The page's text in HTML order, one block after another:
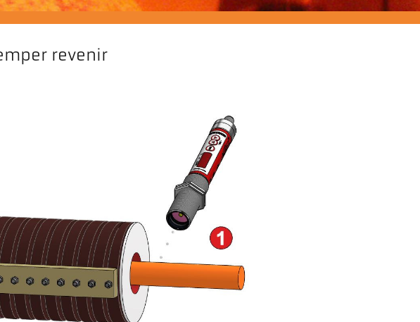
revenir